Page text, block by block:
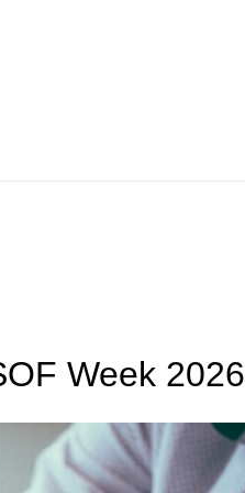
Week 2026